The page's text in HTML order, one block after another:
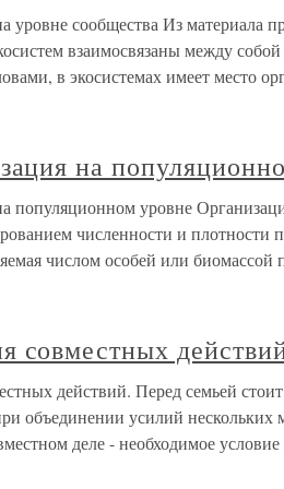
уровне сообщества Из материала
взаимосвязаны между
в экосистемах имеет место
на
популяционном уровне
численности и плотности
числом особей или
совместных
действий. Перед семьей
объединении усилий нескольких
деле - необходимое